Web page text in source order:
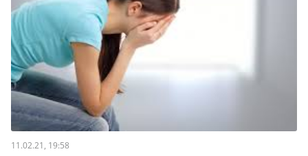
11.02.21, 19:58